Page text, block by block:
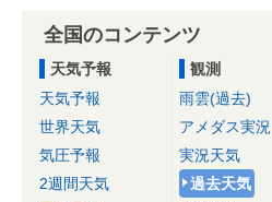
全国のコンテンツ
天気予報
天気予報
世界天気
気圧予報
2週間天気
観測
雨雲(過去)
アメダス実況
実況天気
過去天気